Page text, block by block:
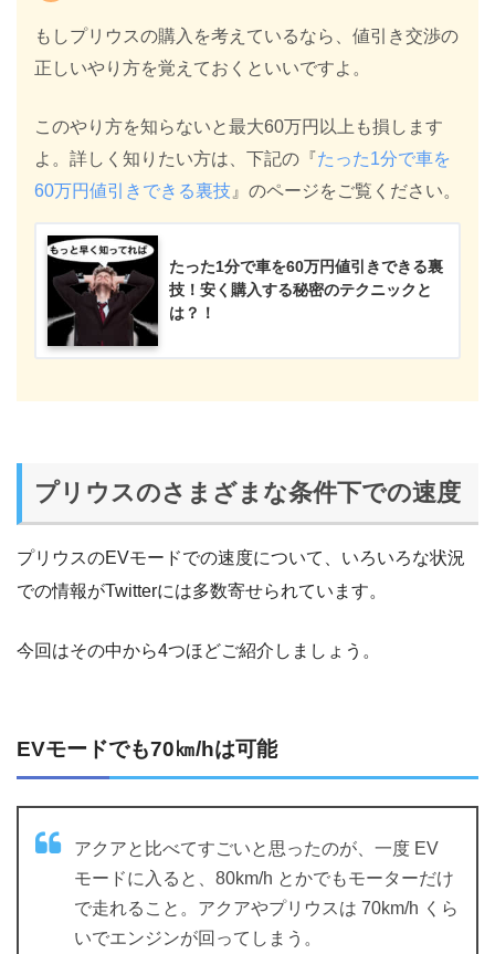
もしプリウスの購入を考えているなら、値引き交渉の
正しいやり方を覚えておくといいですよ。
このやり方を知らないと最大60万円以上も損します
よ。詳しく知りたい方は、下記の『たった1分で車を
60万円値引きできる裏技 』のページをご覧ください。
たった1分で車を60万円値引きできる裏
技！安く購入する秘密のテクニックと
は？！
プリウスのさまざまな条件下での速度
プリウスのEVモードでの速度について、いろいろな状況
での情報がTwitterには多数寄せられています。
今回はその中から4つほどご紹介しましょう。
EVモードでも70㎞/hは可能
アクアと比べてすごいと思ったのが、一度 EV
モードに入ると、80km/h とかでもモーターだけ
で走れること。アクアやプリウスは 70km/h くら
いでエンジンが回ってしまう。